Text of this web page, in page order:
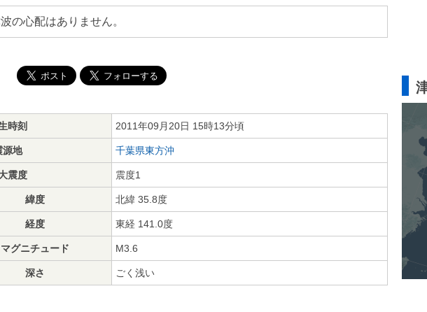
の心配はありません。
時刻 2011年09月20日 15時13分頃
源地 千葉県東方沖
震度 震度1
緯度 北緯 35.8度
経度 東経 141.0度
マグニチュード M3.6
深さ ごく浅い